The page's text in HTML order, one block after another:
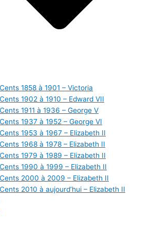
1858 à 1901 – Victoria
1902 à 1910 – Edward VII
1911 à 1936 – George V
1937 à 1952 – George VI
1953 à 1967 – Elizabeth II
1968 à 1978 – Elizabeth II
1979 à 1989 – Elizabeth II
1990 à 1999 – Elizabeth II
2000 à 2009 – Elizabeth II
2010 à aujourd’hui – Elizabeth II